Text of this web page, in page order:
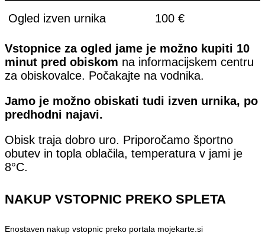
Ogled izven urnika 100 €
Vstopnice za ogled jame je možno kupiti 10
minut pred obiskom na informacijskem centru
za obiskovalce. Počakajte na vodnika.
Jamo je možno obiskati tudi izven urnika, po
predhodni najavi.
Obisk traja dobro uro. Priporočamo športno
obutev in topla oblačila, temperatura v jami je
8°C.
NAKUP VSTOPNIC PREKO SPLETA
Enostaven nakup vstopnic preko portala mojekarte.si